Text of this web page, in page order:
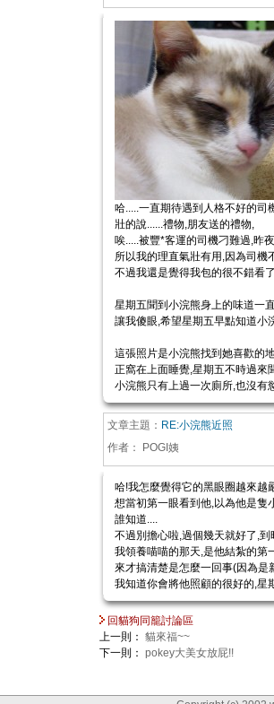
哈.....一直期待遇到人格不好的司
壯的說......禮物,朋友送的禮物,
唉.....被豐*客運的司機刁難過,昨
所以我的理直氣壯有用,因為司機
不過我還是覺得我包的很不錯看
星期五聞到小浣熊身上的味道一
讓我傻眼,希望星期五早點知道小
這張照片是小浣熊找到她喜歡的
正窩在上面睡覺,星期五不時過來
小浣熊只有上過一次廁所,也沒有
文章主題： RE:小浣熊近照
作者：
POGI姨
哈!我怎麼覺得它的黑眼圈越來越
想當初第一眼看到他,以為他是隻
誰知道....
不過別擔心啦,過個幾天就好了,
我領養喵喵的那天,是他結紮的第
來才搞清楚是怎麼一回事(因為是
我知道你會將他照顧的很好的,星
回貓狗同籠討論區
上一則： 貓來福~~
下一則： pokey大美女放屁!!